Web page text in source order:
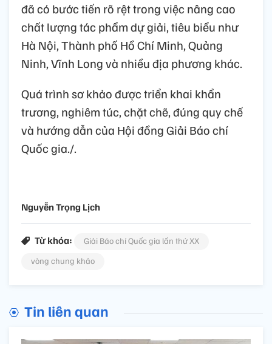
đã có bước tiến rõ rệt trong việc nâng cao
chất lượng tác phẩm dự giải, tiêu biểu như
Hà Nội, Thành phố Hồ Chí Minh, Quảng
Ninh, Vĩnh Long và nhiều địa phương khác.
Quá trình sơ khảo được triển khai khẩn
trương, nghiêm túc, chặt chẽ, đúng quy chế
và hướng dẫn của Hội đồng Giải Báo chí
Quốc gia./.
Nguyễn Trọng Lịch
Từ khóa:
Giải Báo chí Quốc gia lần thứ XX
vòng chung khảo
Tin liên quan